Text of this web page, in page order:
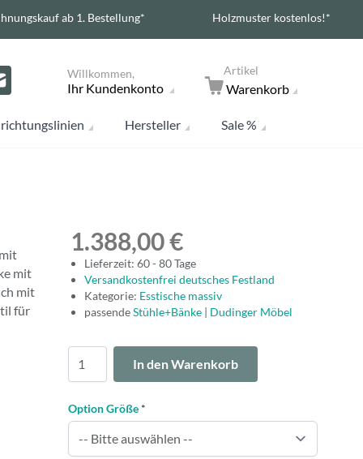
ab 1. Bestellung* Holzmuster kostenlos!*
Willkommen,
Ihr Kundenkonto
Artikel
Warenkorb
Hersteller Sale %
mit
mit
für
1.388,00 €
Lieferzeit: 60 - 80 Tage
Versandkostenfrei deutsches Festland
Kategorie: Esstische massiv
passendeStühle+Bänke | Dudinger Möbel
In den Warenkorb
Option Größe *